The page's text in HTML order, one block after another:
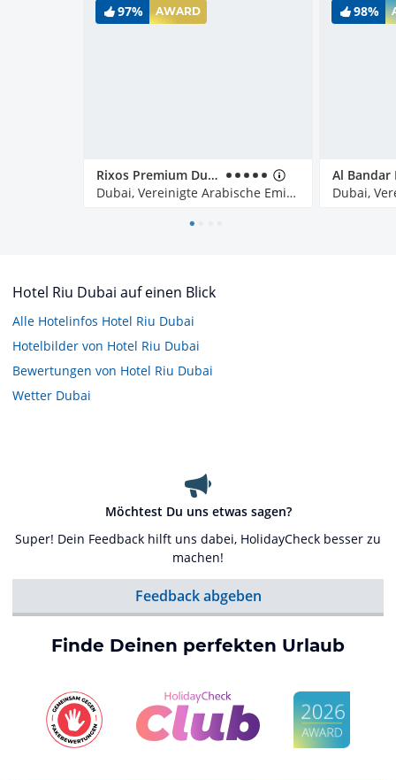
97% AWARD
Rixos Premium Dubai JBR
Dubai, Vereinigte Arabische Emirate
98%
Hotel Riu Dubai auf einen Blick
Alle Hotelinfos Hotel Riu Dubai
Hotelbilder von Hotel Riu Dubai
Bewertungen von Hotel Riu Dubai
Wetter Dubai
Möchtest Du uns etwas sagen?
Super! Dein Feedback hilft uns dabei, HolidayCheck besser zu
machen!
Feedback abgeben
Finde Deinen perfekten Urlaub